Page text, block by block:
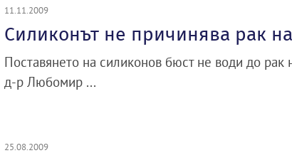
11.11.2009
Силиконът не причинява рак
Поставянето на силиконов бюст не води до рак
д-р Любомир ...
25.08.2009